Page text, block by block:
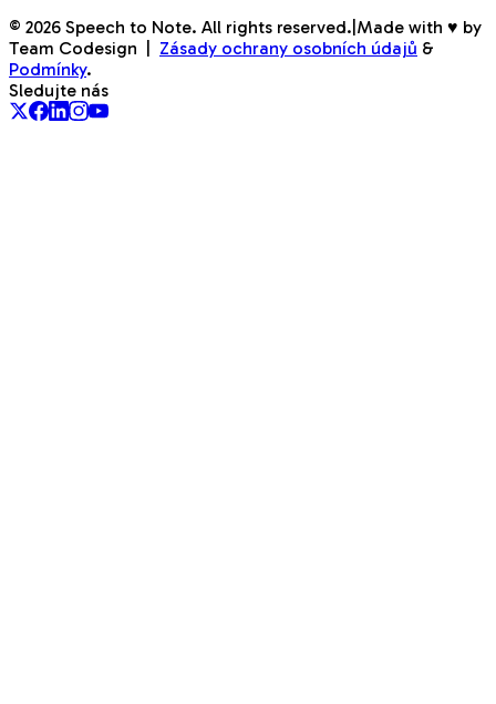
© 2026 Speech to Note. All rights reserved. Made with ♥ by
Team Codesign
Zásady ochrany osobních údajů &
Podmínky.
Sledujte nás